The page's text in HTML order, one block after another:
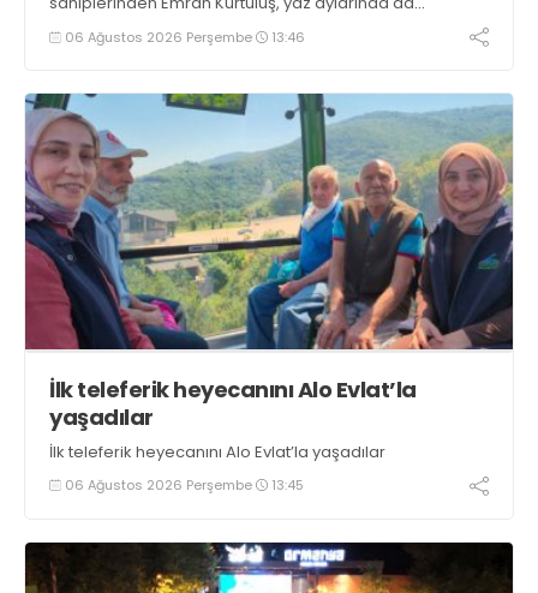
tezgahlarda taze balık bulunduğunu ifade ederek “Yıl
boyunca tezgahlarda taze balık bulmak mümkün
06 Ağustos 2026 Perşembe 13:46
İlk teleferik heyecanını Alo Evlat’la
yaşadılar
İlk teleferik heyecanını Alo Evlat’la yaşadılar
06 Ağustos 2026 Perşembe 13:45